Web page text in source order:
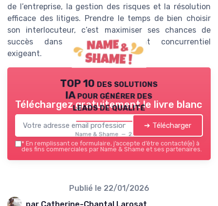
de l’entreprise, la gestion des risques et la résolution
efficace des litiges. Prendre le temps de bien choisir
son interlocuteur, c’est maximiser ses chances de
succès dans un environnement concurrentiel
exigeant.
TOP 10 des solutions
IA pour générer des
leads de qualité
Name & Shame — 2026
Téléchargez gratuitement le livre blanc
➔ Télécharger
* En remplissant ce formulaire, j’accepte d’être contacté(e) à
des fins commerciales par Name & Shame et ses partenaires.
Publié le 22/01/2026
par Catherine-Chantal Larosat